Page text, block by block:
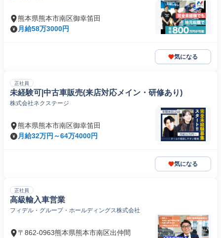
熊本県熊本市南区御幸笛田
月給58万3000円
気になる
正社員
未経験可|中古車販売(来店対応メイン・研修あり)
株式会社ネクステージ
熊本県熊本市南区御幸笛田
月給32万円～64万4000円
気になる
正社員
高級輸入車営業
フィデル・グループ・ホールディングス株式会社
〒862-0963熊本県熊本市南区出仲間